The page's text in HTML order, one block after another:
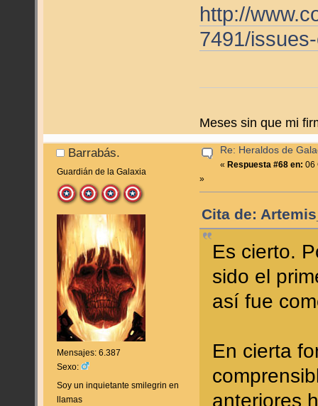
http://
7491/
Meses sin que mi
Barrabás.
Guardián de la Galaxia
Mensajes: 6.387
Sexo:
Soy un inquietante smilegrin en
llamas
Re: Heraldos de
«Respuesta #68 en: 06
»
Cita de:
Es cierto.
sido el
así fue
En cierta
anteriores